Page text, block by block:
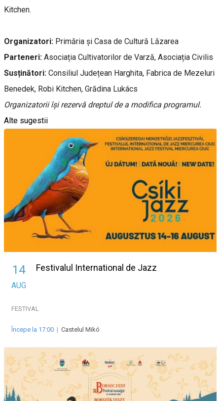
Kitchen.
Organizatori: Primăria și Casa de Cultură Lăzarea
Parteneri: Asociația Cultivatorilor de Varză, Asociația Civilis
Susținători: Consiliul Județean Harghita, Fabrica de Mezeluri
Benedek, Robi Kitchen, Grădina Lukács
Organizatorii își rezervă dreptul de a modifica programul.
Alte sugestii
14
AUG
Festivalul International de Jazz
FESTIVAL
Începe la 17:00 | Castelul Mikó